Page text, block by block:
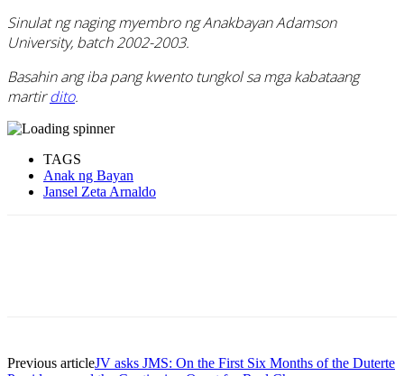
Sinulat ng naging myembro ng Anakbayan Adamson
University, batch 2002-2003.
Basahin ang iba pang kwento tungkol sa mga kabataang
martirdito.
TAGS
Anak ng Bayan
Jansel Zeta Arnaldo
Previous articleJV asks JMS: On the First Six Months of the Duterte